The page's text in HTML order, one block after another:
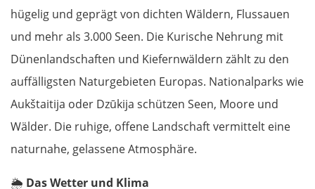
hügelig und geprägt von dichten Wäldern, Flussauen
und mehr als 3.000 Seen. Die Kurische Nehrung mit
Dünenlandschaften und Kiefernwäldern zählt zu den
auffälligsten Naturgebieten Europas. Nationalparks wie
Aukštaitija oder Dzūkija schützen Seen, Moore und
Wälder. Die ruhige, offene Landschaft vermittelt eine
naturnahe, gelassene Atmosphäre.
🌦️ Das Wetter und Klima